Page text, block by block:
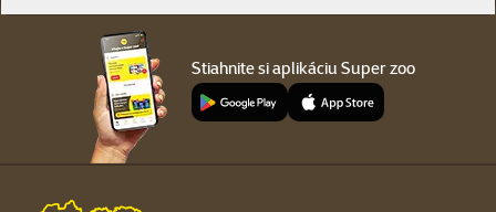
Stiahnite si aplikáciu Super zoo